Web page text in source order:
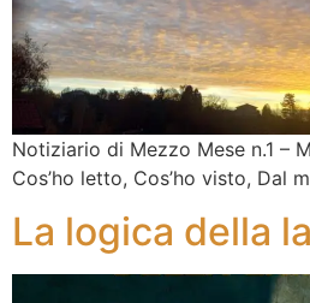
Notiziario di Mezzo Mese n.1 –
Cos’ho letto, Cos’ho visto, Dal
La logica della